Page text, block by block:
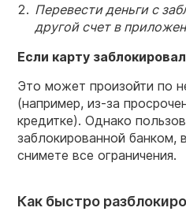
Перевести деньги с
другой счет в
Если карту
Это может произойти по
(например, из-за
кредитке). Однако
заблокированной банком,
снимете все ограничения.
Как быстро